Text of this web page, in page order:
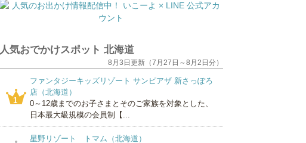
人気おでかけスポット 北海道
8月3日更新（7月27日～8月2日分）
1
ファンタジーキッズリゾート サンピアザ 新さっぽろ
店（北海道）
0～12歳までのお子さまとそのご家族を対象とした、
日本最大級規模の会員制【...
星野リゾート トマム（北海道）